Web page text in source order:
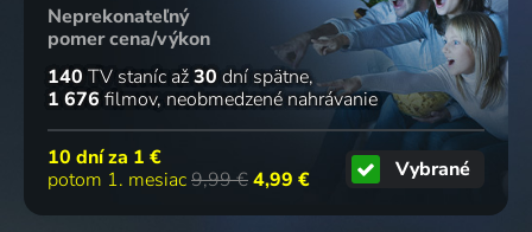
Neprekonateľný
pomer cena/výkon
140 TV staníc až30 dní spätne
1 676 filmov neobmedzené nahrávanie
10 dní za 1 €
potom 1. mesiac9,99 €4,99 € Vybrané